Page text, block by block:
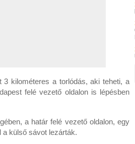
kilométeres a torlódás, aki teheti, a
felé vezető oldalon is lépésben
a határ felé vezető oldalon, egy
külső sávot lezárták.